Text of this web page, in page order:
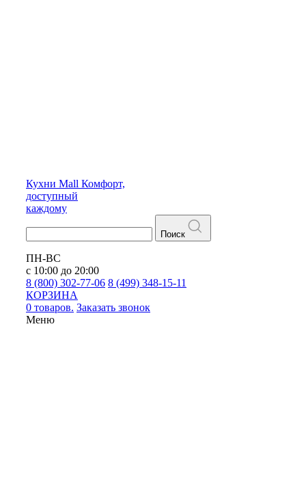
Кухни Mall Комфорт,
доступный
каждому
Поиск
ПН-ВС
с 10:00 до 20:00
8 (800) 302-77-06 8 (499) 348-15-11
КОРЗИНА
0 товаров. Заказать звонок
Меню